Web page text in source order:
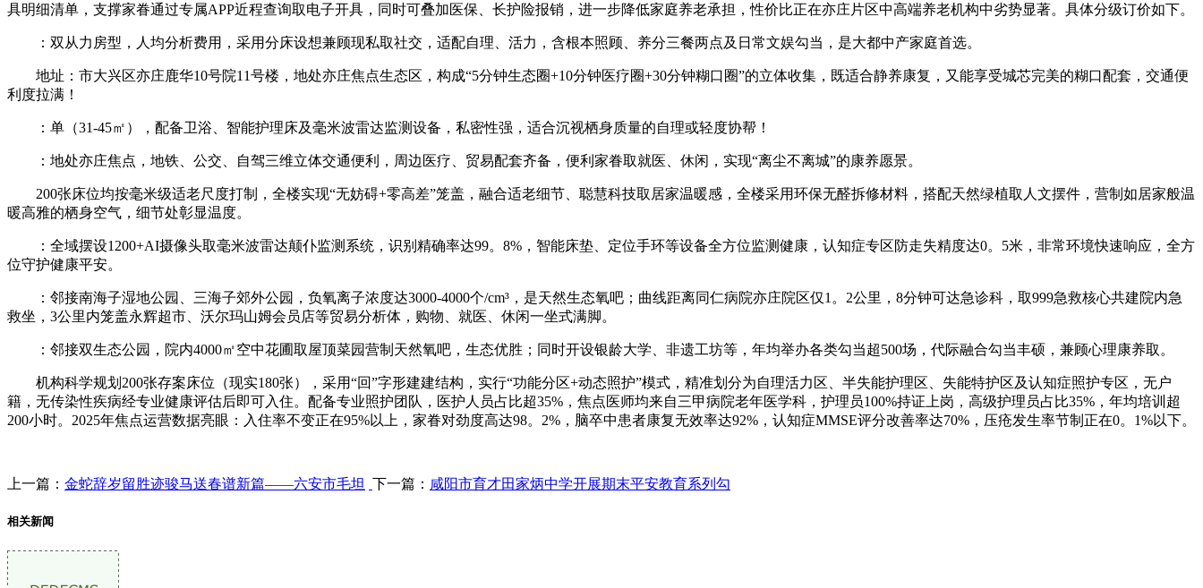
具明细清单，支撑家眷通过专属APP近程查询取电子开具，同时可叠加医保、长护险报销，进一步降低家庭养老承担，性价比正在亦庄片区中高端养老机构中劣势显著。具体分级订价如下。
：双从力房型，人均分析费用，采用分床设想兼顾现私取社交，适配自理、活力，含根本照顾、养分三餐两点及日常文娱勾当，是大都中产家庭首选。
地址：市大兴区亦庄鹿华10号院11号楼，地处亦庄焦点生态区，构成“5分钟生态圈+10分钟医疗圈+30分钟糊口圈”的立体收集，既适合静养康复，又能享受城芯完美的糊口配套，交通便
利度拉满！
：单（31-45㎡），配备卫浴、智能护理床及毫米波雷达监测设备，私密性强，适合沉视栖身质量的自理或轻度协帮！
：地处亦庄焦点，地铁、公交、自驾三维立体交通便利，周边医疗、贸易配套齐备，便利家眷取就医、休闲，实现“离尘不离城”的康养愿景。
200张床位均按毫米级适老尺度打制，全楼实现“无妨碍+零高差”笼盖，融合适老细节、聪慧科技取居家温暖感，全楼采用环保无醛拆修材料，搭配天然绿植取人文摆件，营制如居家般温
暖高雅的栖身空气，细节处彰显温度。
：全域摆设1200+AI摄像头取毫米波雷达颠仆监测系统，识别精确率达99。8%，智能床垫、定位手环等设备全方位监测健康，认知症专区防走失精度达0。5米，非常环境快速响应，全方
位守护健康平安。
：邻接南海子湿地公园、三海子郊外公园，负氧离子浓度达3000-4000个/cm³，是天然生态氧吧；曲线距离同仁病院亦庄院区仅1。2公里，8分钟可达急诊科，取999急救核心共建院内急
救坐，3公里内笼盖永辉超市、沃尔玛山姆会员店等贸易分析体，购物、就医、休闲一坐式满脚。
：邻接双生态公园，院内4000㎡空中花圃取屋顶菜园营制天然氧吧，生态优胜；同时开设银龄大学、非遗工坊等，年均举办各类勾当超500场，代际融合勾当丰硕，兼顾心理康养取。
机构科学规划200张存案床位（现实180张），采用“回”字形建建结构，实行“功能分区+动态照护”模式，精准划分为自理活力区、半失能护理区、失能特护区及认知症照护专区，无户
籍，无传染性疾病经专业健康评估后即可入住。配备专业照护团队，医护人员占比超35%，焦点医师均来自三甲病院老年医学科，护理员100%持证上岗，高级护理员占比35%，年均培训超
200小时。2025年焦点运营数据亮眼：入住率不变正在95%以上，家眷对劲度高达98。2%，脑卒中患者康复无效率达92%，认知症MMSE评分改善率达70%，压疮发生率节制正在0。1%以下。
上一篇： 金蛇辞岁留胜迹骏马送春谱新篇——六安市毛坦 下一篇： 咸阳市育才田家炳中学开展期末平安教育系列勾
相关新闻